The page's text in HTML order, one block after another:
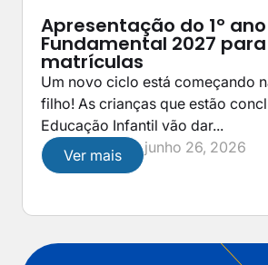
Apresentação do 1º
Fundamental 2027
matrículas
Um novo ciclo está começando
filho! As crianças que estão
Educação Infantil vão dar...
Ver mais
junho 26, 2026